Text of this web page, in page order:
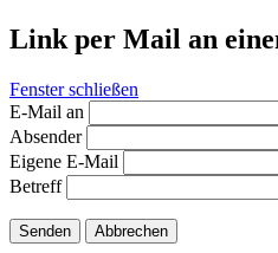
Link per Mail an
Fenster schließen
E-Mail an
Absender
Eigene E-Mail
Betreff
Senden Abbrechen